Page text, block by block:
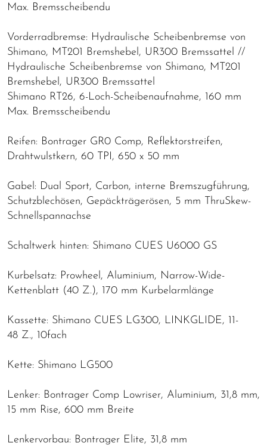
Max. Bremsscheibendu
Vorderradbremse: Hydraulische Scheibenbremse von
Shimano, MT201 Bremshebel, UR300 Bremssattel //
Hydraulische Scheibenbremse von Shimano, MT201
Bremshebel, UR300 Bremssattel
Shimano RT26, 6-Loch-Scheibenaufnahme, 160 mm
Max. Bremsscheibendu
Reifen: Bontrager GR0 Comp, Reflektorstreifen,
Drahtwulstkern, 60 TPI, 650 x 50 mm
Gabel: Dual Sport, Carbon, interne Bremszugführung,
Schutzblechösen, Gepäckträgerösen, 5 mm ThruSkew-
Schnellspannachse
Schaltwerk hinten: Shimano CUES U6000 GS
Kurbelsatz: Prowheel, Aluminium, Narrow-Wide-
Kettenblatt (40 Z.), 170 mm Kurbelarmlänge
Kassette: Shimano CUES LG300, LINKGLIDE, 11-
48 Z., 10fach
Kette: Shimano LG500
Lenker: Bontrager Comp Lowriser, Aluminium, 31,8 mm,
15 mm Rise, 600 mm Breite
Lenkervorbau: Bontrager Elite, 31,8 mm